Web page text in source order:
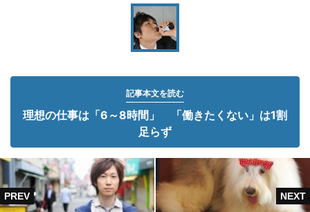
記事本文を読む
理想の仕事は「6～8時間」 「働きたくない」は1割
足らず